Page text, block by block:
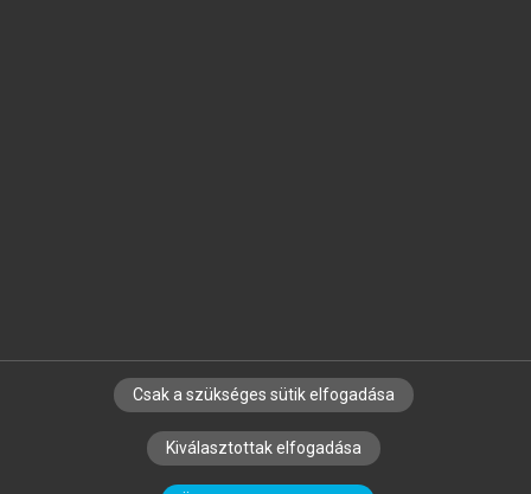
SZERZŐKNEK CÉGEKNEK KÖNYVTÁROSOKNAK
SZERKESZTÉSI ÉS LEKTORÁLÁSI ALAPELVEK
Csak a szükséges sütik elfogadása
Kiválasztottak elfogadása